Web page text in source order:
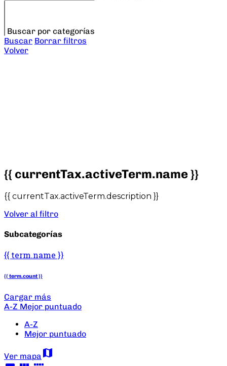
Buscar por categorías
Buscar Borrar filtros
Volver
{{ currentTax.activeTerm.name }}
{{ currentTax.activeTerm.description }}
Volver al filtro
Subcategorías
{{ term.name }}
{{ term.count }}
Cargar más
A-Z Mejor puntuado
A-Z
Mejor puntuado
Ver mapa map